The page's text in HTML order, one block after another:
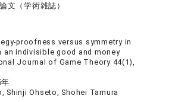
文（学術雑誌）
proofness versus symmetry in
an indivisible good and money
Journal of Game Theory 44(1),
Shinji Ohseto, Shohei Tamura